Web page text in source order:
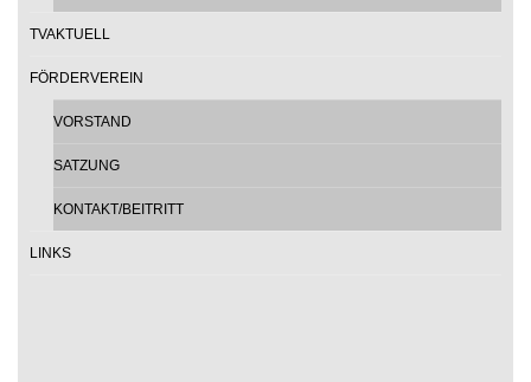
TVAKTUELL
FÖRDERVEREIN
VORSTAND
SATZUNG
KONTAKT/BEITRITT
LINKS